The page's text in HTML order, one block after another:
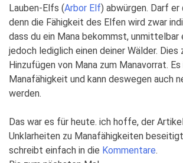
Lauben-Elfs (Arbor Elf) abwürgen. Darf er
denn die Fähigkeit des Elfen wird zwar
dass du ein Mana bekommst,
jedoch lediglich einen deiner Wälder.
Hinzufügen von Mana zum Manavorrat.
Manafähigkeit und kann deswegen auch
werden.
Das war es für heute. ich hoffe, der
Unklarheiten zu Manafähigkeiten
schreibt einfach in die Kommentare.